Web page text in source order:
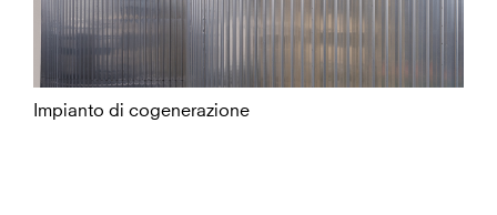
Impianto di cogenerazione